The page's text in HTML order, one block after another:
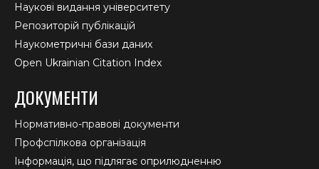
Наукові видання університету
Репозиторій публікацій
Наукометричні бази даних
Open Ukrainian Citation Index
ДОКУМЕНТИ
Нормативно-правові документи
Профспілкова організація
Інформація, що підлягає оприлюдненню